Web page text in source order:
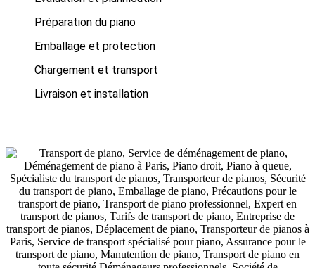
Préparation du piano
Emballage et protection
Chargement et transport
Livraison et installation